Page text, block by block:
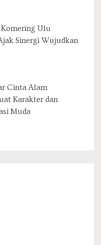
Ulu
Sinergi Wujudkan
Cinta Alam
Karakter dan
Muda